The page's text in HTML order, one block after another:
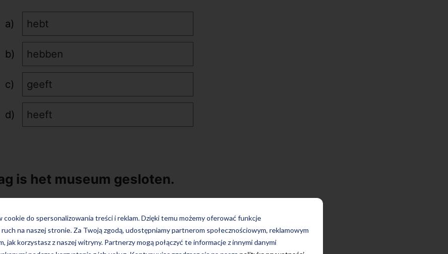
cookie do spersonalizowania treści i reklam. Dzięki temu możemy oferować funkcje
na naszej stronie. Za Twoją zgodą, udostępniamy partnerom społecznościowym, reklamowym
jak korzystasz z naszej witryny. Partnerzy mogą połączyć te informacje z innymi danymi
hebt
hebben
geeft
heeft
is het museum gesloten.
in
op